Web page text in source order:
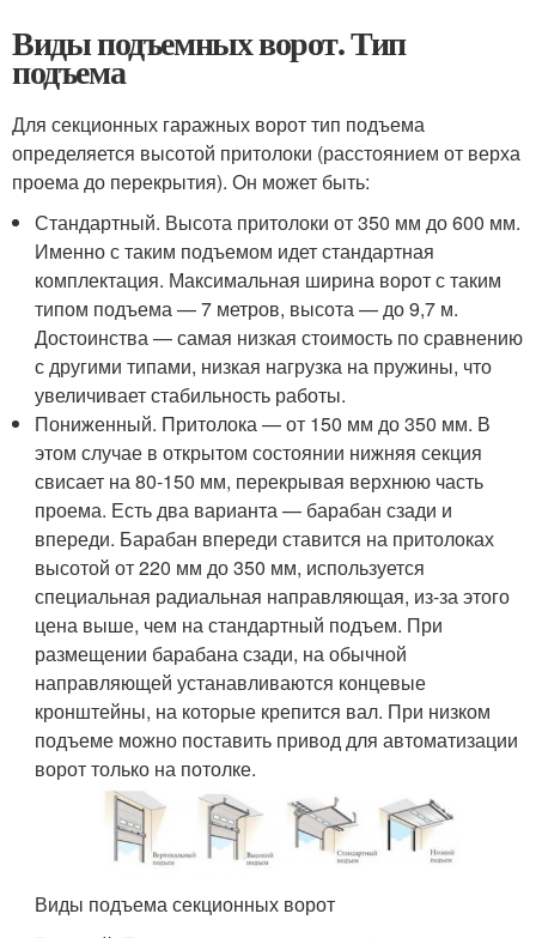
Виды подъемных ворот. Тип
подъема
Для секционных гаражных ворот тип подъема
определяется высотой притолоки (расстоянием от верха
проема до перекрытия). Он может быть:
Стандартный. Высота притолоки от 350 мм до 600 мм.
Именно с таким подъемом идет стандартная
комплектация. Максимальная ширина ворот с таким
типом подъема — 7 метров, высота — до 9,7 м.
Достоинства — самая низкая стоимость по сравнению
с другими типами, низкая нагрузка на пружины, что
увеличивает стабильность работы.
Пониженный. Притолока — от 150 мм до 350 мм. В
этом случае в открытом состоянии нижняя секция
свисает на 80-150 мм, перекрывая верхнюю часть
проема. Есть два варианта — барабан сзади и
впереди. Барабан впереди ставится на притолоках
высотой от 220 мм до 350 мм, используется
специальная радиальная направляющая, из-за этого
цена выше, чем на стандартный подъем. При
размещении барабана сзади, на обычной
направляющей устанавливаются концевые
кронштейны, на которые крепится вал. При низком
подъеме можно поставить привод для автоматизации
ворот только на потолке.
Виды подъема секционных ворот